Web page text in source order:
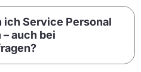
ich Service Personal
auch bei